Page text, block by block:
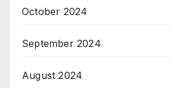
October 2024
September 2024
August 2024